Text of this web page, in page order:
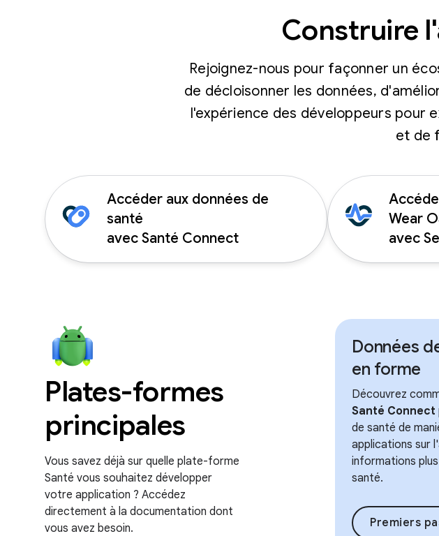
Construire
Rejoignez-nous pour façonner un
de décloisonner les données,
l'expérience des développeurs pour
et de
Accéder aux données de
santé
avec Santé Connect
Wear
avec
Plates-formes
principales
Vous savez déjà sur quelle plate-forme
Santé vous souhaitez développer
votre application ? Accédez
directement à la documentation dont
vous avez besoin.
Données
en forme
Découvrez
Santé Connect
de santé de
applications sur
informations
santé.
Premiers